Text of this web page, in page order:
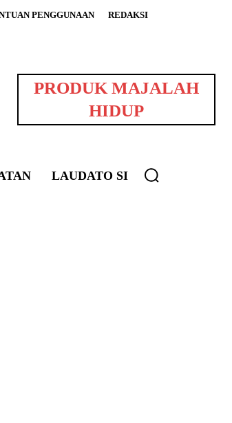
PENGGUNAAN
REDAKSI
PRODUK MAJALAH
HIDUP
LAUDATO SI